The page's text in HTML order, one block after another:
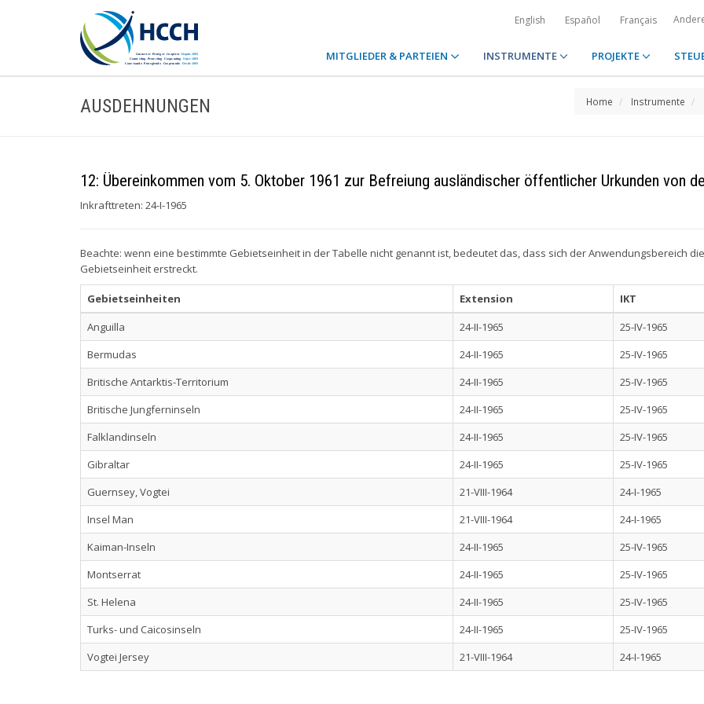
English Español Français
MITGLIEDER & PARTEIEN INSTRUMENTE PROJEKTE
AUSDEHNUNGEN Home Instrumente
12: Übereinkommen vom 5. Oktober 1961 zur Befreiung ausländischer öffentlicher Urkunden von
Inkrafttreten: 24-I-1965
Beachte: wenn eine bestimmte Gebietseinheit in der Tabelle nicht genannt ist, bedeutet das, dass sich der Anwendungsbereich
Gebietseinheit erstreckt.
Gebietseinheiten Extension
IKT
Anguilla
24-II-1965
25-IV-1965
Bermudas
24-II-1965
25-IV-1965
Britische Antarktis-Territorium
24-II-1965
25-IV-1965
Britische Jungferninseln
24-II-1965
25-IV-1965
Falklandinseln
24-II-1965
25-IV-1965
Gibraltar
24-II-1965
25-IV-1965
Guernsey, Vogtei
21-VIII-1964
24-I-1965
Insel Man
21-VIII-1964
24-I-1965
Kaiman-Inseln
24-II-1965
25-IV-1965
Montserrat
24-II-1965
25-IV-1965
St. Helena
24-II-1965
25-IV-1965
Turks- und Caicosinseln
24-II-1965
25-IV-1965
Vogtei Jersey
21-VIII-1964 24-I-1965